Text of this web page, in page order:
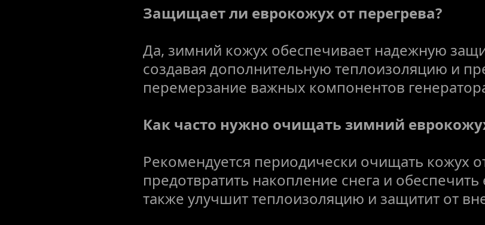
Защищает ли еврокожух от перегрева?
Да, зимний кожух обеспечивает надежную
создавая дополнительную теплоизоляцию и
перемерзание важных компонентов
Как часто нужно очищать зимний
Рекомендуется периодически очищать кожух
предотвратить накопление снега и обеспечить
также улучшит теплоизоляцию и защитит от